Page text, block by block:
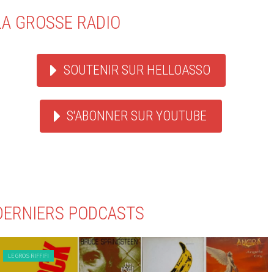
GROSSE RADIO
SOUTENIR SUR HELLOASSO
S'ABONNER SUR YOUTUBE
PODCASTS
LE GROS RIFFIFI